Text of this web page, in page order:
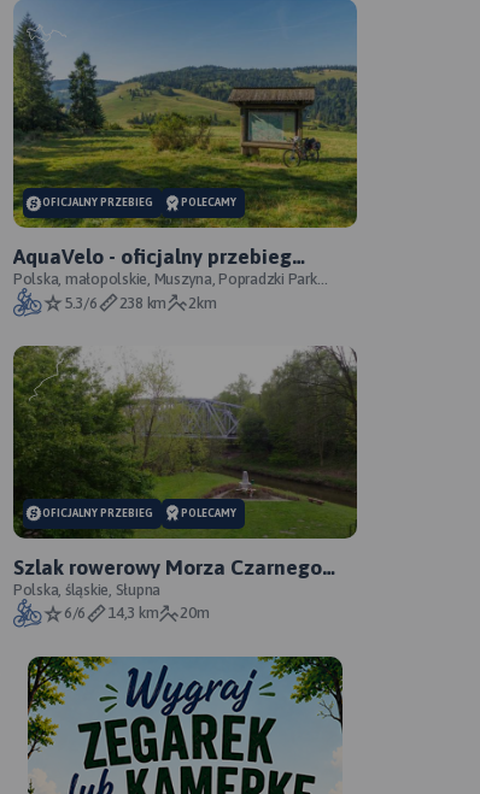
OFICJALNY PRZEBIEG POLECAMY
AquaVelo - oficjalny przebieg
szlaku
Polska, małopolskie, Muszyna, Popradzki Park
Krajobrazowy, Beskid Sądecki
5.3/6 238 km 2km
OFICJALNY PRZEBIEG POLECAMY
Szlak rowerowy Morza Czarnego
Sosnowiec - oficjalny przebieg
Polska, śląskie, Słupna
6/6
14,3 km 20m